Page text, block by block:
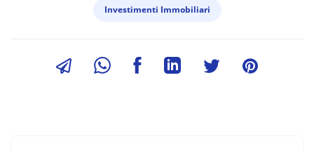
Investimenti Immobiliari